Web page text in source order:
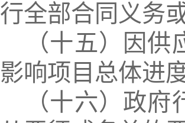
行全部合同义务
（十五）
因供
影响项目总体进
（十六） 政府